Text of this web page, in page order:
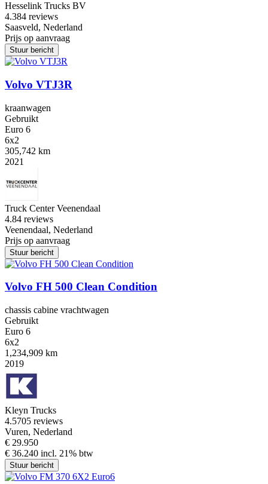
Hesselink Trucks BV
4.384 reviews
Saasveld, Nederland
Prijs op aanvraag
Stuur bericht
Volvo VTJ3R
kraanwagen
Gebruikt
Euro 6
6x2
305,742 km
2021
Truck Center Veenendaal
4.84 reviews
Veenendaal, Nederland
Prijs op aanvraag
Stuur bericht
Volvo FH 500 Clean Condition
chassis cabine vrachtwagen
Gebruikt
Euro 6
6x2
1,234,909 km
2019
Kleyn Trucks
4.5705 reviews
Vuren, Nederland
€ 29.950
€ 36.240 incl. 21% btw
Stuur bericht